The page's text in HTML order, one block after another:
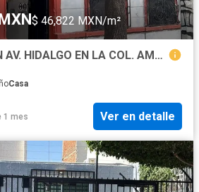
$ 46,822 MXN/m²
CASA EN VENTA EN AV. HIDALGO EN LA COL. AMERICANA CON PROYECTO HOSTAL BOUTIQUE
Casa
1 mes Ver en detalle